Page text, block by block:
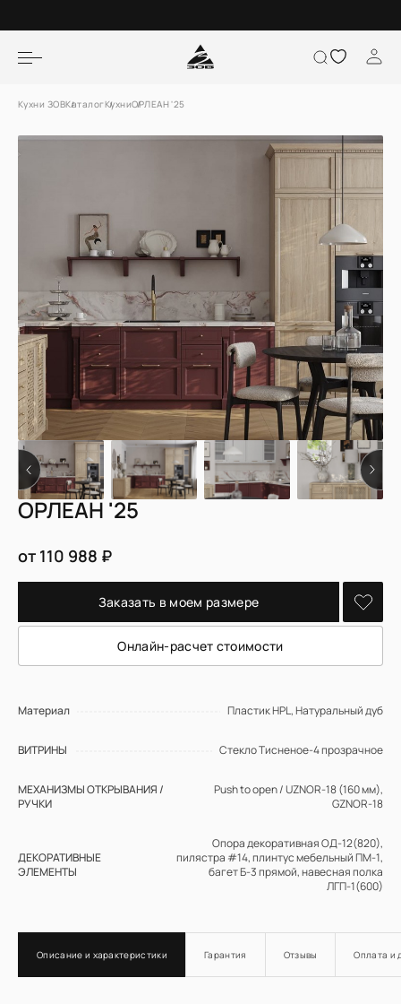
Кухни ЗОВКаталогКухниОРЛЕАН '25
ОРЛЕАН '25
от 110 988 ₽
Заказать в моем размере
Онлайн-расчет стоимости
Материал Пластик HPL, Натуральный дуб
ВИТРИНЫ Cтекло Тисненое-4 прозрачное
МЕХАНИЗМЫ ОТКРЫВАНИЯ /
РУЧКИ
Push to open / UZNOR-18 (160 мм),
GZNOR-18
ДЕКОРАТИВНЫЕ
ЭЛЕМЕНТЫ
Опора декоративная ОД-12(820),
пилястра #14, плинтус мебельный ПМ-1,
багет Б-3 прямой, навесная полка
ЛГП-1(600)
СИСТЕМЫ ВЫДВИЖЕНИЯ
ДЕКОРАТИВНЫЕ ФАСАДЫ Фасад с решеткой #1
Описание и характеристики Гарантия Отзывы Оплата и